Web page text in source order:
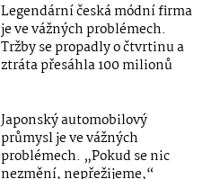
Legendární česká módní firma
je ve vážných problémech.
Tržby se propadly o čtvrtinu a
ztráta přesáhla 100 milionů
Japonský automobilový
průmysl je ve vážných
problémech. „Pokud se nic
nezmění, nepřežijeme,“